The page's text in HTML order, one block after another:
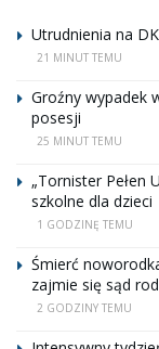
Utrudnienia na
21 MINUT TEMU
Groźny wypadek
posesji
25 MINUT TEMU
„Tornister Pełen
szkolne dla dzieci
1 GODZINĘ TEMU
Śmierć
zajmie się sąd
2 GODZINY TEMU